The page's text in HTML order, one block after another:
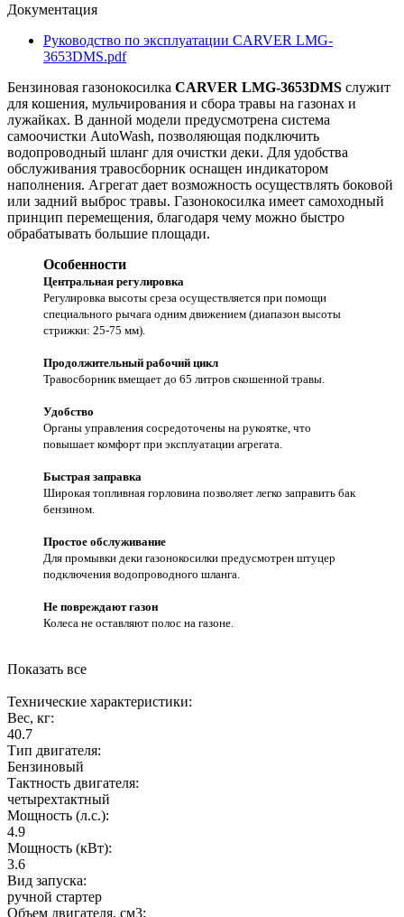
Документация
Руководство по эксплуатации CARVER LMG-
3653DMS.pdf
Бензиновая газонокосилка CARVER LMG-3653DMS служит
для кошения, мульчирования и сбора травы на газонах и
лужайках. В данной модели предусмотрена система
самоочистки AutoWash, позволяющая подключить
водопроводный шланг для очистки деки. Для удобства
обслуживания травосборник оснащен индикатором
наполнения. Агрегат дает возможность осуществлять боковой
или задний выброс травы. Газонокосилка имеет самоходный
принцип перемещения, благодаря чему можно быстро
обрабатывать большие площади.
Особенности
Центральная регулировка
Регулировка высоты среза осуществляется при помощи
специального рычага одним движением (диапазон высоты
стрижки: 25-75 мм).
Продолжительный рабочий цикл
Травосборник вмещает до 65 литров скошенной травы.
Удобство
Органы управления сосредоточены на рукоятке, что
повышает комфорт при эксплуатации агрегата.
Быстрая заправка
Широкая топливная горловина позволяет легко заправить бак
бензином.
Простое обслуживание
Для промывки деки газонокосилки предусмотрен штуцер
подключения водопроводного шланга.
Не повреждают газон
Колеса не оставляют полос на газоне.
Показать все
Технические характеристики:
Вес, кг:
40.7
Тип двигателя:
Бензиновый
Тактность двигателя:
четырехтактный
Мощность (л.с.):
4.9
Мощность (кВт):
3.6
Вид запуска:
ручной стартер
Объем двигателя, см3: